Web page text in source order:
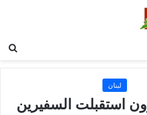
لبنان
استقبلت السفيرين